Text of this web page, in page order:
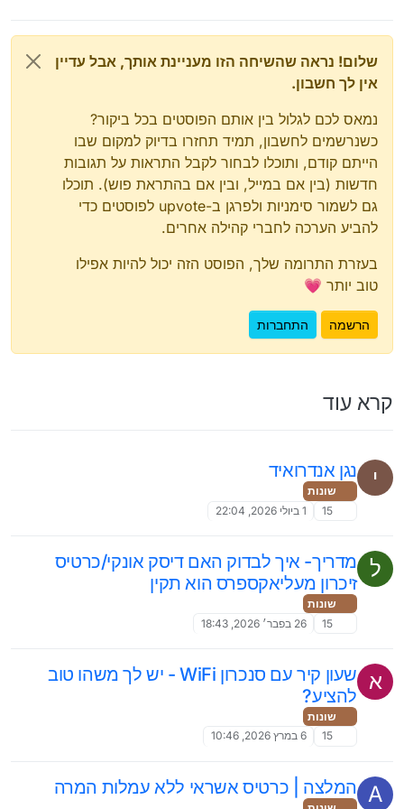
שלום! נראה שהשיחה הזו מעניינת אותך, אבל עדיין
אין לך חשבון.
נמאס לכם לגלול בין אותם הפוסטים בכל ביקור?
כשנרשמים לחשבון, תמיד תחזרו בדיוק למקום שבו
הייתם קודם, ותוכלו לבחור לקבל התראות על תגובות
חדשות (בין אם במייל, ובין אם בהתראת פוש). תוכלו
גם לשמור סימניות ולפרגן ב-upvote לפוסטים כדי
להביע הערכה לחברי קהילה אחרים.
בעזרת התרומה שלך, הפוסט הזה יכול להיות אפילו
טוב יותר 💗
הרשמה התחברות
קרא עוד
י נגן אנדרואיד
שונות
15
1 ביולי 2026, 22:04
ל
מדריך- איך לבדוק האם דיסק אונקי/כרטיס
זיכרון מעליאקספרס הוא תקין
שונות
15
26 בפבר׳ 2026, 18:43
א
שעון קיר עם סנכרון WiFi - יש לך משהו טוב
להציע?
שונות
15
6 במרץ 2026, 10:46
A המלצה | כרטיס אשראי ללא עמלות המרה